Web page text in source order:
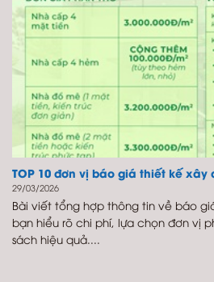
TOP 10 đơn vị báo giá thiết kế
29/03/2026
Bài viết tổng hợp thông tin về báo
bạn hiểu rõ chi phí, lựa chọn đơn vị
sách hiệu quả....